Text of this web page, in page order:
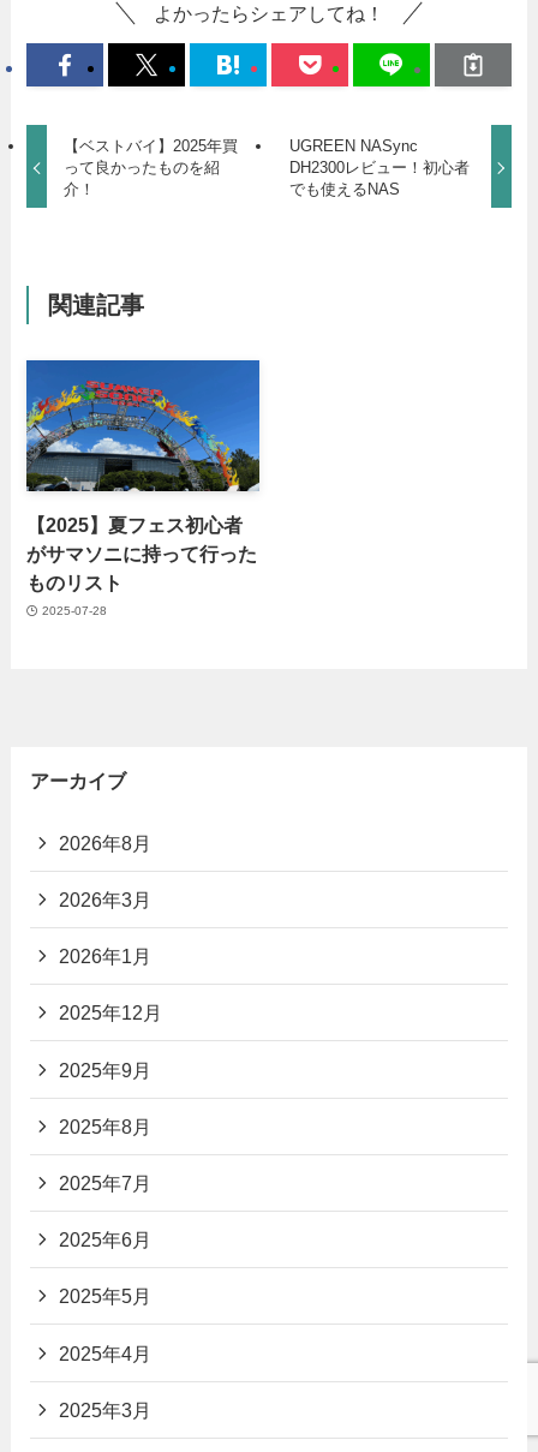
よかったらシェアしてね！
【ベストバイ】2025年買
って良かったものを紹
介！
UGREEN NASync
DH2300レビュー！初心者
でも使えるNAS
関連記事
【2025】夏フェス初心者
がサマソニに持って行った
ものリスト
2025-07-28
アーカイブ
2026年8月
2026年3月
2026年1月
2025年12月
2025年9月
2025年8月
2025年7月
2025年6月
2025年5月
2025年4月
2025年3月